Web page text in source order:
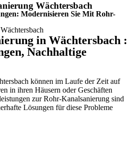
Wächtersbach
Modernisieren Sie Mit Rohr-
in Wächtersbach :
Nachhaltige
können im Laufe der Zeit auf
in ihren Häusern oder Geschäften
zur Rohr-Kanalsanierung sind
Lösungen für diese Probleme